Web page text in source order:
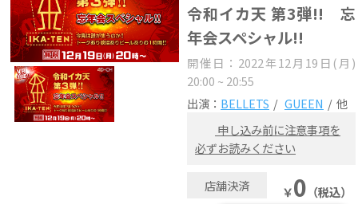
令和イカ天 第3弾!! 忘
年会スペシャル!!
開催日：2022年12月19日(月)
20:00 ~ 20:55
出演： BELLETS GUEEN
他
申し込み前に注意事項を
必ずお読みください
店舗決済 ￥0 （税込）